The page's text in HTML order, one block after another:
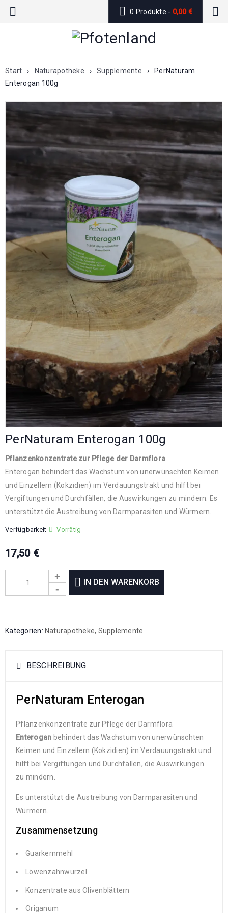
0 Produkte - 0,00€
Start › Naturapotheke › Supplemente ›
PerNaturam
Enterogan 100g
PerNaturam Enterogan 100g
Pflanzenkonzentrate zur Pflege der Darmflora
Enterogan behindert das Wachstum von unerwünschten Keimen
und Einzellern (Kokzidien) im Verdauungstrakt und hilft bei
Vergiftungen und Durchfällen, die Auswirkungen zu mindern. Es
unterstützt die Austreibung von Darmparasiten und Würmern.
Verfügbarkeit Vorrätig
17,50 €
IN DEN WARENKORB
Kategorien: Naturapotheke, Supplemente
BESCHREIBUNG
PerNaturam Enterogan
Pflanzenkonzentrate zur Pflege der Darmflora
Enterogan behindert das Wachstum von unerwünschten
Keimen und Einzellern (Kokzidien) im Verdauungstrakt und
hilft bei Vergiftungen und Durchfällen, die Auswirkungen
zu mindern.
Es unterstützt die Austreibung von Darmparasiten und
Würmern.
Zusammensetzung
Guarkernmehl
Löwenzahnwurzel
Konzentrate aus Olivenblättern
Origanum